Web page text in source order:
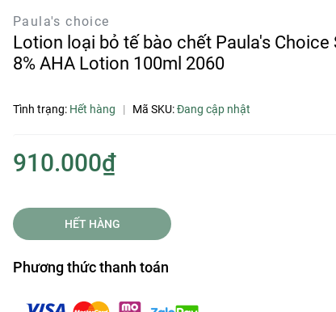
Paula's choice
Lotion loại bỏ tế bào chết Paula's Choice
8% AHA Lotion 100ml 2060
Tình trạng: Hết hàng | Mã SKU:Đang cập nhật
910.000₫
HẾT HÀNG
Phương thức thanh toán